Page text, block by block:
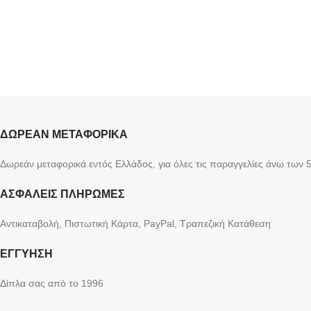
ΔΩΡΕΑΝ ΜΕΤΑΦΟΡΙΚΑ
Δωρεάν μεταφορικά εντός Ελλάδος, για όλες τις παραγγελίες άνω των
ΑΣΦΑΛΕΙΣ ΠΛΗΡΩΜΕΣ
Αντικαταβολή, Πιστωτική Κάρτα, PayPal, Τραπεζική Kατάθεση
ΕΓΓΥΗΣΗ
Δίπλα σας από το 1996